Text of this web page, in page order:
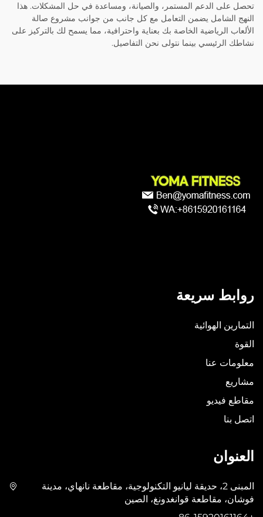
تحصل على الدعم المستمر، والصيانة، ومساعدة في حل المشكلات. هذا
النهج الشامل يضمن التعامل مع كل جانب من جوانب مشروع صالة
الألعاب الرياضية الخاصة بك بعناية واحترافية، مما يسمح لك بالتركيز على
نشاطك الرئيسي بينما نتولى نحن التفاصيل.
روابط سريعة
التمارين الهوائية
القوة
معلومات عنا
مشاريع
مقاطع فيديو
اتصل بنا
العنوان
المبنى 2، حديقة ليانيو التكنولوجية، مقاطعة نانهاي، مدينة
فوشان، مقاطعة قوانغدونغ، الصين